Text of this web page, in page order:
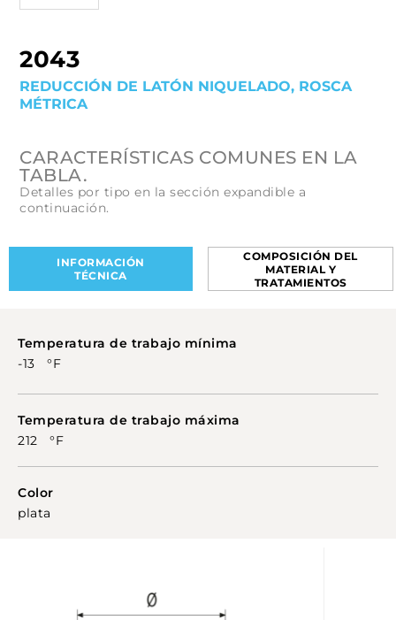
2043
REDUCCIÓN DE LATÓN NIQUELADO, ROSCA
MÉTRICA
CARACTERÍSTICAS COMUNES EN LA
TABLA.
Detalles por tipo en la sección expandible a
continuación.
INFORMACIÓN
TÉCNICA
COMPOSICIÓN DEL
MATERIAL Y
TRATAMIENTOS
Temperatura de trabajo mínima
-13 °F
Temperatura de trabajo máxima
212 °F
Color
plata